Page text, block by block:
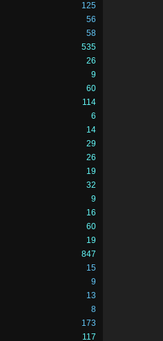
125
56
58
535
26
9
60
114
6
14
29
26
19
32
9
16
60
19
847
15
9
13
8
173
117